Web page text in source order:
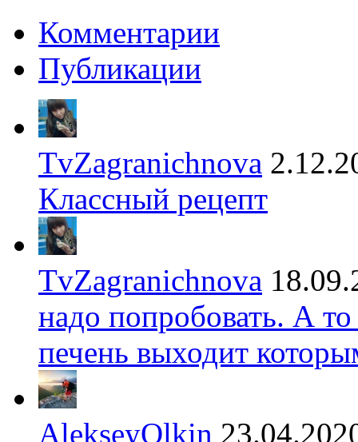
Комментарии
Публикации
TvZagranichnova
Классный рецепт
TvZagranichnova
надо попробовать. А
печень выходит
AlekseyOlkin